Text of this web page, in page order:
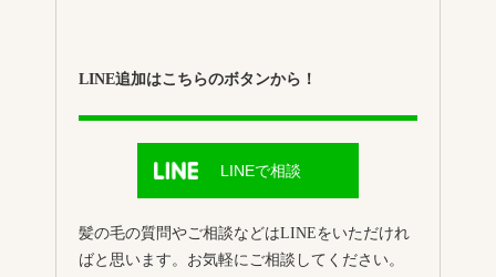
LINE追加はこちらのボタンから！
LINEで相談
髪の毛の質問やご相談などはLINEをいただけれ
ばと思います。お気軽にご相談してください。